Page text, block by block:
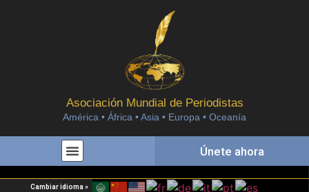
Asociación Mundial de Periodistas
América • África • Asia • Europa • Oceanía
Únete ahora
Cambiar idioma »